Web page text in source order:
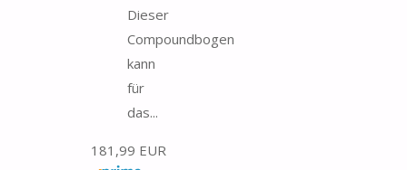
Dieser
Compoundbogen
kann
für
das...
181,99 EUR